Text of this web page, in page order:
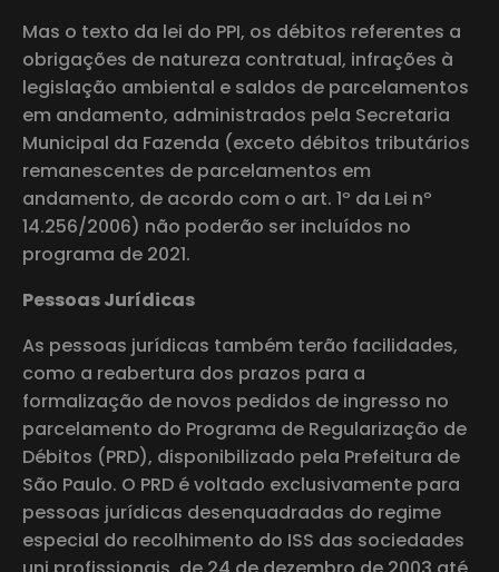
Mas o texto da lei do PPI, os débitos referentes a
obrigações de natureza contratual, infrações à
legislação ambiental e saldos de parcelamentos
em andamento, administrados pela Secretaria
Municipal da Fazenda (exceto débitos tributários
remanescentes de parcelamentos em
andamento, de acordo com o art. 1º da Lei nº
14.256/2006) não poderão ser incluídos no
programa de 2021.
Pessoas Jurídicas
As pessoas jurídicas também terão facilidades,
como a reabertura dos prazos para a
formalização de novos pedidos de ingresso no
parcelamento do Programa de Regularização de
Débitos (PRD), disponibilizado pela Prefeitura de
São Paulo. O PRD é voltado exclusivamente para
pessoas jurídicas desenquadradas do regime
especial do recolhimento do ISS das sociedades